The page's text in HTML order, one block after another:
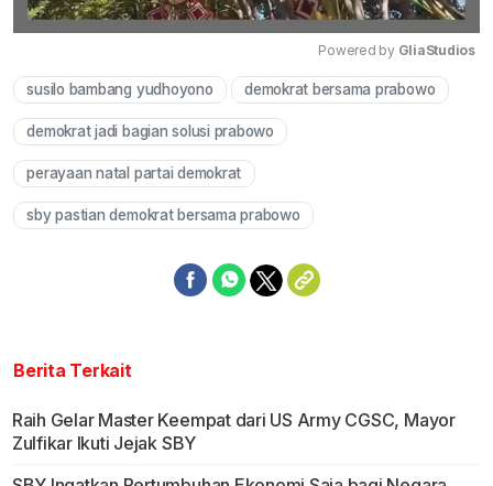
Mute
Powered by GliaStudios
susilo bambang yudhoyono demokrat bersama prabowo
demokrat jadi bagian solusi prabowo
perayaan natal partai demokrat
sby pastian demokrat bersama prabowo
Berita Terkait
Raih Gelar Master Keempat dari US Army CGSC, Mayor
Zulfikar Ikuti Jejak SBY